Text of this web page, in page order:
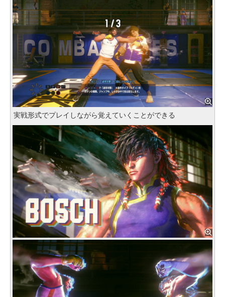
実戦形式でプレイしながら覚えていくことができる